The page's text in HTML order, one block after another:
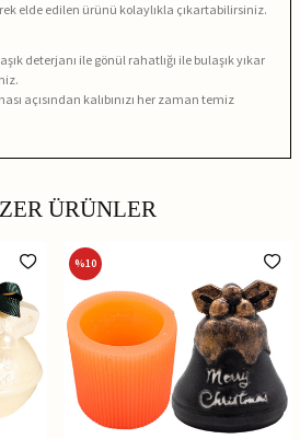
elde edilen ürünü kolaylıkla çıkartabilirsiniz.
deterjanı ile gönül rahatlığı ile bulaşık yıkar
açısından kalıbınızı her zaman temiz
ÜRÜNLER
%10